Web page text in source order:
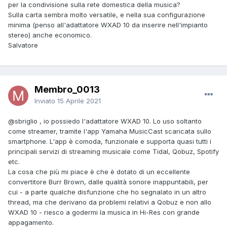
per la condivisione sulla rete domestica della musica?
Sulla carta sembra molto versatile, e nella sua configurazione
minima (penso all'adattatore WXAD 10 da inserire nell'impianto
stereo) anche economico.
Salvatore
Membro_0013
Inviato 15 Aprile 2021
@sbriglio , io possiedo l'adattatore WXAD 10. Lo uso soltanto
come streamer, tramite l'app Yamaha MusicCast scaricata sullo
smartphone. L'app è comoda, funzionale e supporta quasi tutti i
principali servizi di streaming musicale come Tidal, Qobuz, Spotify
etc.
La cosa che più mi piace è che è dotato di un eccellente
convertitore Burr Brown, dalle qualità sonore inappuntabili, per
cui - a parte qualche disfunzione che ho segnalato in un altro
thread, ma che derivano da problemi relativi a Qobuz e non allo
WXAD 10 - riesco a godermi la musica in Hi-Res con grande
appagamento.